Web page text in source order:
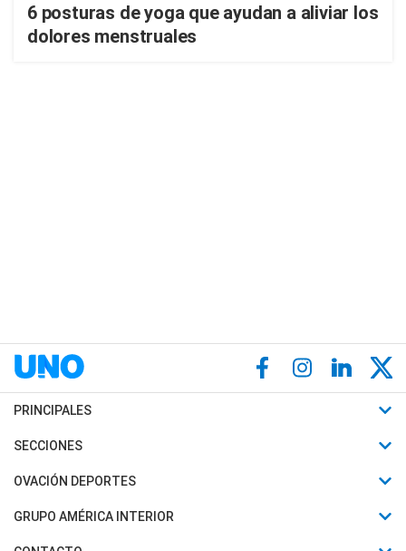
6 posturas de yoga que ayudan a aliviar los
dolores menstruales
PRINCIPALES
Últimas Noticias
Política
SECCIONES
Horóscopo
Motores
OVACIÓN DEPORTES
Fútbol
Mundial
GRUPO AMÉRICA INTERIOR